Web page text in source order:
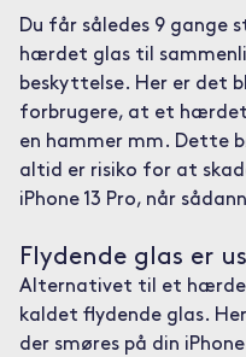
Du får således 9 gange
hærdet glas til
beskyttelse. Her er det
forbrugere, at et hærdet
en hammer mm. Dette
altid er risiko for at
iPhone 13 Pro, når
Flydende glas er
Alternativet til et
kaldet flydende glas.
der smøres på din